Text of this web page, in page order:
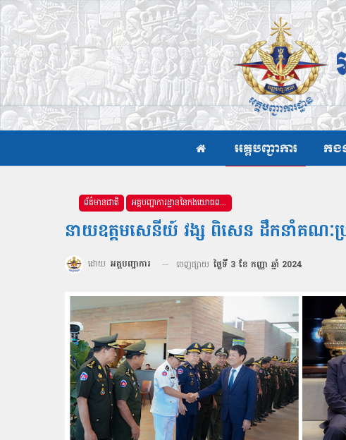
អគ្គបញ្ជាការ កង
ព័ត៌មានជាតិ អគ្គបញ្ជាការដ្ឋាននៃកងយោធពលខេមរភូមិន្ទ
នាយឧត្តមសេនីយ៍ វង្ស ពិសេន ដឹកនាំគណៈប្
ដោយ អគ្គបញ្ជាការ ចេញផ្សាយ ថ្ងៃទី 3 ខែ កញ្ញា ឆ្នាំ 2024